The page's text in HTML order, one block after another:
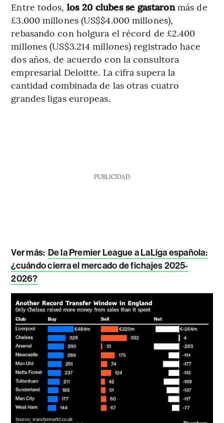
Entre todos, los 20 clubes se gastaronmás de
£3.000 millones (US$$4.000 millones),
rebasando con holgura el récord de £2.400
millones (US$3.214 millones) registrado hace
dos años, de acuerdo con la consultora
empresarial Deloitte. La cifra supera la
cantidad combinada de las otras cuatro
grandes ligas europeas.
PUBLICIDAD
Ver más: De la Premier League a LaLiga española:
¿cuándo cierra el mercado de fichajes 2025-
2026?